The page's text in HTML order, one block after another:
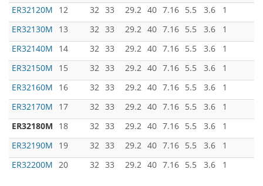
ER32120M
12 32 33 29.2 40 7.16 5.5 3.6
1
ER32130M
13 32 33 29.2 40 7.16 5.5 3.6
1
ER32140M
14 32 33 29.2 40 7.16 5.5 3.6
1
ER32150M
15 32 33 29.2 40 7.16 5.5 3.6
1
ER32160M
16 32 33 29.2 40 7.16 5.5 3.6
1
ER32170M
17 32 33 29.2 40 7.16 5.5 3.6
1
ER32180M
18 32 33 29.2 40 7.16 5.5 3.6
1
ER32190M
19 32 33 29.2 40 7.16 5.5 3.6
1
ER32200M 20 32 33 29.2 40 7.16 5.5 3.6 1